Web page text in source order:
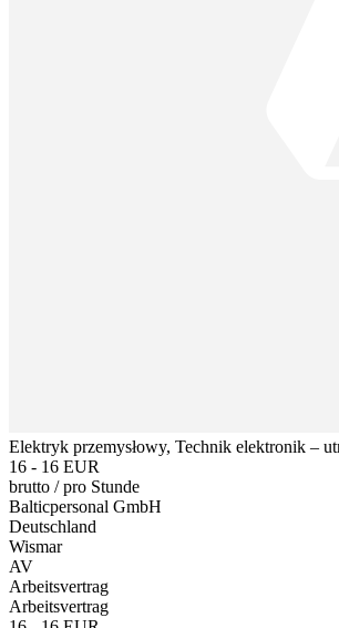
Elektryk przemysłowy, Technik elektronik –
16 - 16 EUR
brutto /pro Stunde
Balticpersonal GmbH
Deutschland
Wismar
AV
Arbeitsvertrag
Arbeitsvertrag